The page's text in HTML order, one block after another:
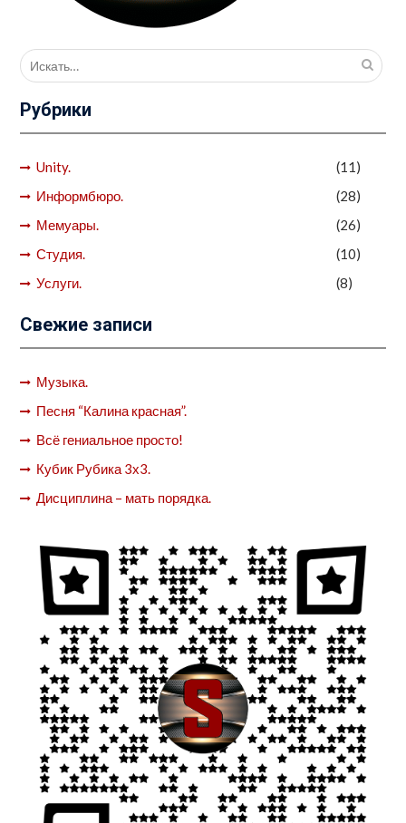
Поиск
для:
Рубрики
Unity.
(11)
Информбюро.
(28)
Мемуары.
(26)
Студия.
(10)
Услуги.
(8)
Свежие записи
Музыка.
Песня “Калина красная”.
Всё гениальное просто!
Кубик Рубика 3х3.
Дисциплина – мать порядка.